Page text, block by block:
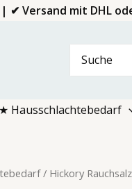
Versand mit DHL
for:
★ Hausschlachtebedarf
/ Hickory